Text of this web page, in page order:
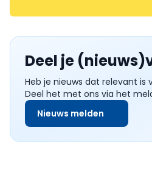
Deel je
Heb je nieuws dat relevant is
Deel het met ons via het
Nieuws melden